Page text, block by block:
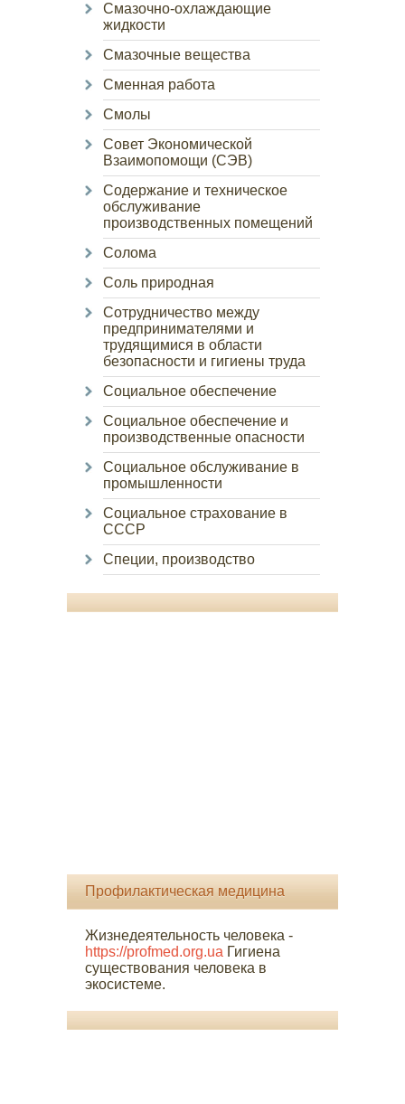
Смазочно-охлаждающие
жидкости
Смазочные вещества
Сменная работа
Смолы
Совет Экономической
Взаимопомощи (СЭВ)
Содержание и техническое
обслуживание
производственных помещений
Солома
Соль природная
Сотрудничество между
предпринимателями и
трудящимися в области
безопасности и гигиены труда
Социальное обеспечение
Социальное обеспечение и
производственные опасности
Социальное обслуживание в
промышленности
Социальное страхование в
СССР
Специи, производство
Профилактическая медицина
Жизнедеятельность человека -
https://profmed.org.ua Гигиена
существования человека в
экосистеме.